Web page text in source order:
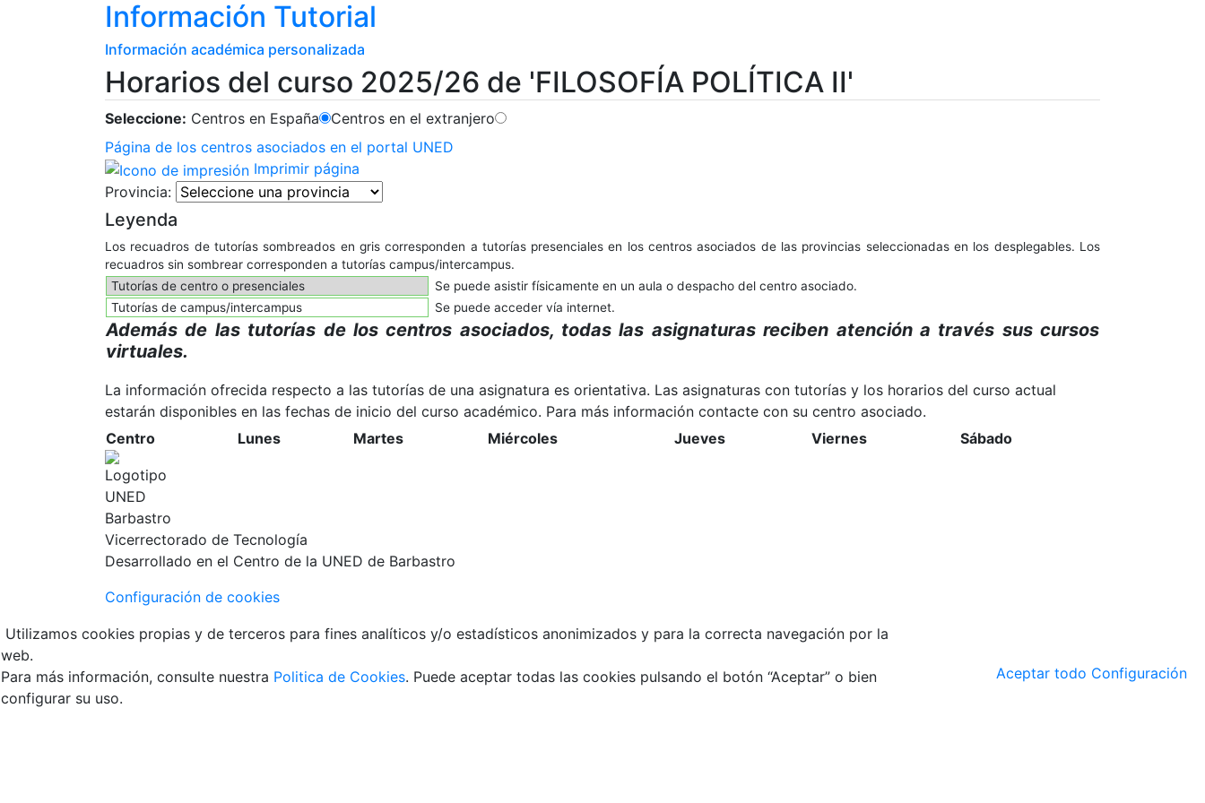
Información Tutorial
Información académica personalizada
Horarios del curso 2025/26 de 'FILOSOFÍA POLÍTICA II'
Seleccione: Centros en España
Centros en el extranjero
Página de los centros asociados en el portal UNED
Imprimir página
Provincia:
Leyenda
Los recuadros de tutorías sombreados en gris corresponden a tutorías presenciales en los centros asociados de las provincias seleccionadas en los desplegables. Los
recuadros sin sombrear corresponden a tutorías campus/intercampus.
Tutorías de centro o presenciales
Se puede asistir físicamente en un aula o despacho del centro asociado.
Tutorías de campus/intercampus
Se puede acceder vía internet.
Además de las tutorías de los centros asociados, todas las asignaturas reciben atención a través sus cursos
virtuales.
La información ofrecida respecto a las tutorías de una asignatura es orientativa. Las asignaturas con tutorías y los horarios del curso actual
estarán disponibles en las fechas de inicio del curso académico. Para más información contacte con su centro asociado.
Centro
Lunes Martes Miércoles Jueves Viernes Sábado
Vicerrectorado de Tecnología
Desarrollado en el Centro de la UNED de Barbastro
Configuración de cookies
Utilizamos cookies propias y de terceros para fines analíticos y/o estadísticos anonimizados y para la correcta navegación por la
web.
Para más información, consulte nuestra Politica de Cookies. Puede aceptar todas las cookies pulsando el botón “Aceptar” o bien
configurar su uso.
Aceptar todo Configuración